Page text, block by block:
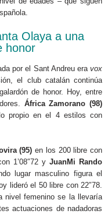
Olaya a una
honor
por el Sant Andreu eravox
el club catalán continúa
de honor. Hoy, entre
África Zamorano (98)
propio en el 4 estilos con
(95) en los 200 libre con
1’08″72 y JuanMi Rando
lugar masculino figura el
lideró el 50 libre con 22″78.
nivel femenino se la llevaría
actuaciones de nadadoras